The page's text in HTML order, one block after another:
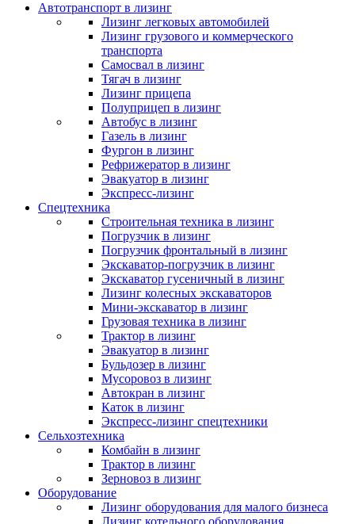
Автотранспорт в лизинг
Лизинг легковых автомобилей
Лизинг грузового и коммерческого
транспорта
Самосвал в лизинг
Тягач в лизинг
Лизинг прицепа
Полуприцеп в лизинг
Автобус в лизинг
Газель в лизинг
Фургон в лизинг
Рефрижератор в лизинг
Эвакуатор в лизинг
Экспресс-лизинг
Спецтехника
Строительная техника в лизинг
Погрузчик в лизинг
Погрузчик фронтальный в лизинг
Экскаватор-погрузчик в лизинг
Экскаватор гусеничный в лизинг
Лизинг колесных экскаваторов
Мини-экскаватор в лизинг
Грузовая техника в лизинг
Трактор в лизинг
Эвакуатор в лизинг
Бульдозер в лизинг
Мусоровоз в лизинг
Автокран в лизинг
Каток в лизинг
Экспресс-лизинг спецтехники
Сельхозтехника
Комбайн в лизинг
Трактор в лизинг
Зерновоз в лизинг
Оборудование
Лизинг оборудования для малого бизнеса
Лизинг котельного оборудования